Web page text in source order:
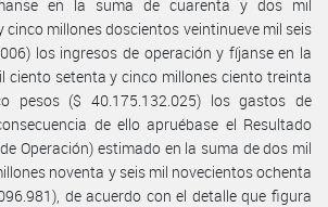
en la suma de cuarenta y dos mil
millones doscientos veintinueve mil seis
los ingresos de operación y fíjanse en la
ciento setenta y cinco millones ciento treinta
pesos ($ 40.175.132.025) los gastos de
de ello apruébase el Resultado
Operación) estimado en la suma de dos mil
noventa y seis mil novecientos ochenta
de acuerdo con el detalle que figura